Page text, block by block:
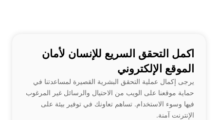
اكمل التحقق السريع للإنسان لأمان
الموقع الإلكتروني
يرجى إكمال عملية التحقق البشرية القصيرة لمساعدتنا في
حماية موقعنا على الويب من الاحتيال والرسائل غير المرغوب
فيها وسوء الاستخدام. تساهم تعاونك في توفير بيئة على
الإنترنت آمنة.